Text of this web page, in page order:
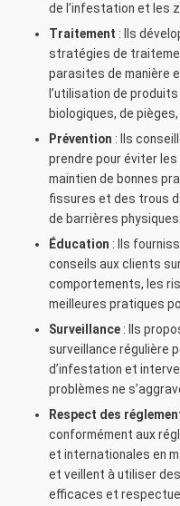
de l’infestation et les
Traitement : Ils
stratégies de
parasites de manière
l’utilisation de
biologiques, de
Prévention : Ils
prendre pour éviter
maintien de bonnes
fissures et des trous
de barrières physiques.
Éducation : Ils
conseils aux clients
comportements, les
meilleures pratiques
Surveillance : Ils
surveillance régulière
d’infestation et
problèmes ne
Respect des
conformément aux
et internationales en
et veillent à utiliser
efficaces et